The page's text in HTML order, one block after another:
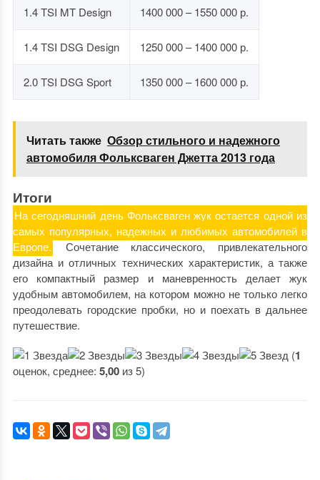
1.4 TSI MT Design 1400 000 – 1550 000 р.
1.4 TSI DSG Design 1250 000 – 1400 000 р.
2.0 TSI DSG Sport 1350 000 – 1600 000 р.
Читать также Обзор стильного и надежного
автомобиля Фольксваген Джетта 2013 года
Итоги
На сегодняшний день Фольксваген жук остается одной из
самых популярных, надежных и любимых автомобилей в
Европе.
Сочетание классического, привлекательного
дизайна и отличных технических характеристик, а также
его компактный размер и маневренность делает жук
удобным автомобилем, на котором можно не только легко
преодолевать городские пробки, но и поехать в дальнее
путешествие.
(1
оценок, среднее: 5,00из 5)